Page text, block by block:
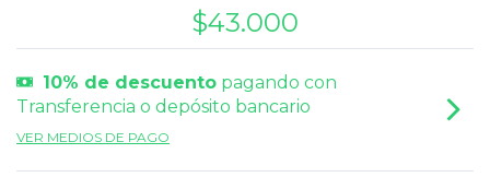
$43.000
10% de descuento pagando con
Transferencia o depósito bancario
VER MEDIOS DE PAGO